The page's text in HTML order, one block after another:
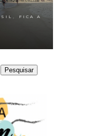
FICA A
Pesquisar